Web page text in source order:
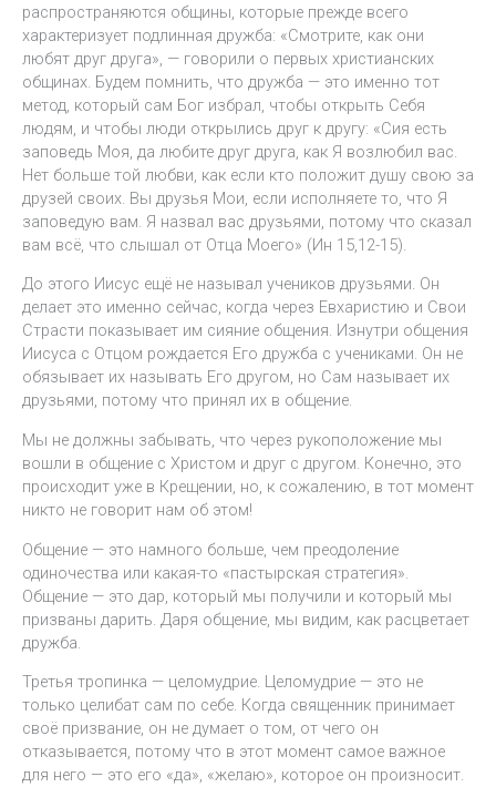
распространяются общины, которые прежде всего
характеризует подлинная дружба: «Смотрите, как они
любят друг друга», — говорили о первых христианских
общинах. Будем помнить, что дружба — это именно тот
метод, который сам Бог избрал, чтобы открыть Себя
людям, и чтобы люди открылись друг к другу: «Сия есть
заповедь Моя, да любите друг друга, как Я возлюбил вас.
Нет больше той любви, как если кто положит душу свою за
друзей своих. Вы друзья Мои, если исполняете то, что Я
заповедую вам. Я назвал вас друзьями, потому что сказал
вам всё, что слышал от Отца Моего» (Ин 15,12-15).
До этого Иисус ещё не называл учеников друзьями. Он
делает это именно сейчас, когда через Евхаристию и Свои
Страсти показывает им сияние общения. Изнутри общения
Иисуса с Отцом рождается Его дружба с учениками. Он не
обязывает их называть Его другом, но Сам называет их
друзьями, потому что принял их в общение.
Мы не должны забывать, что через рукоположение мы
вошли в общение с Христом и друг с другом. Конечно, это
происходит уже в Крещении, но, к сожалению, в тот момент
никто не говорит нам об этом!
Общение — это намного больше, чем преодоление
одиночества или какая-то «пастырская стратегия».
Общение — это дар, который мы получили и который мы
призваны дарить. Даря общение, мы видим, как расцветает
дружба.
Третья тропинка — целомудрие. Целомудрие — это не
только целибат сам по себе. Когда священник принимает
своё призвание, он не думает о том, от чего он
отказывается, потому что в этот момент самое важное
для него — это его «да», «желаю», которое он произносит.